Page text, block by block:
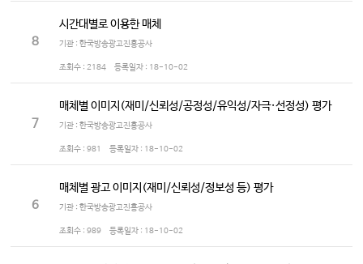
8
시간대별로 이용한 매체
기관 : 한국방송광고진흥공사
조회수 : 2184 등록일자 : 18-10-02
7
매체별 이미지(재미/신뢰성/공정성/유익성/자극·선정성) 평가
기관 : 한국방송광고진흥공사
조회수 : 981 등록일자 : 18-10-02
6
매체별 광고 이미지(재미/신뢰성/정보성 등) 평가
기관 : 한국방송광고진흥공사
조회수 : 989 등록일자 : 18-10-02